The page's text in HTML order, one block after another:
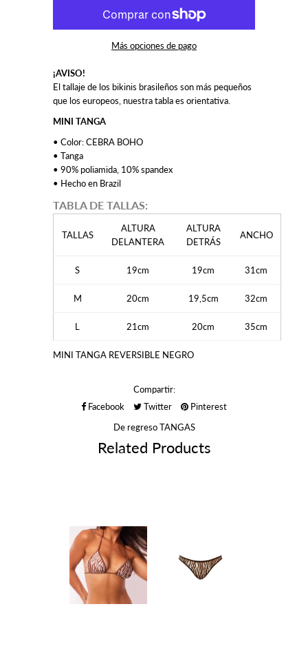
Más opciones de pago
¡AVISO!
El tallaje de los bikinis brasileños son más pequeños
que los europeos, nuestra tabla es orientativa.
MINI TANGA
• Color: CEBRA BOHO
• Tanga
• 90% poliamida, 10% spandex
• Hecho en Brazil
TABLA DE TALLAS:
TALLAS
ALTURA
DELANTERA
ALTURA
DETRÁS
ANCHO
S 19cm 19cm 31cm
M 20cm 19,5cm 32cm
L 21cm 20cm 35cm
MINI TANGA REVERSIBLE NEGRO
Compartir:
Facebook
Twitter
Pinterest
De regresoTANGAS
Related Products